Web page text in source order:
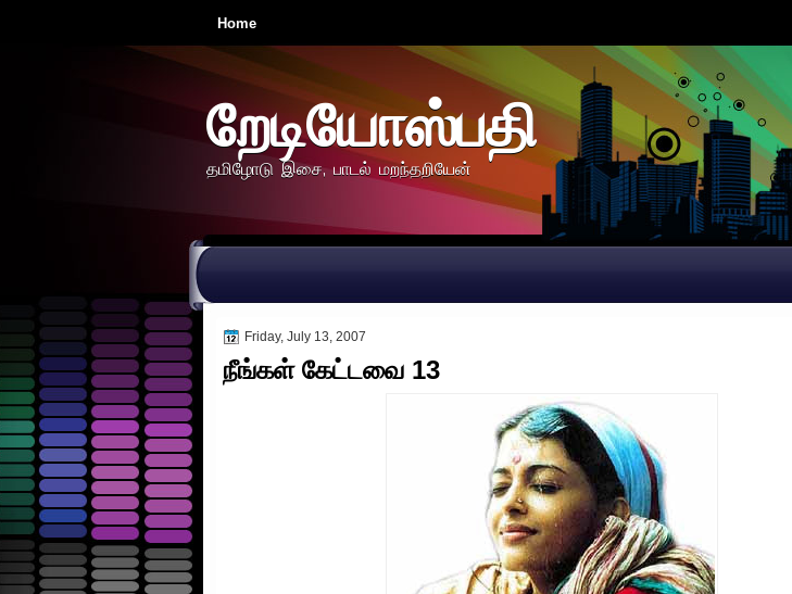
Home
றேடியோஸ்பதி
தமிழோடு இசை, பாடல் மறந்தறியேன்
Friday, July 13, 2007
நீங்கள் கேட்டவை 13